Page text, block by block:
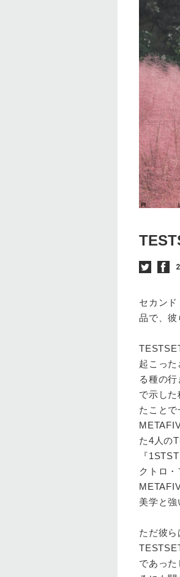
セカン
品で、彼
起こっ
る種の
で示し
たこと
た4人の
『
クトロ
美学と強
ただ彼
であっ